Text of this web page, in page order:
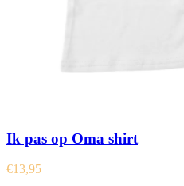
Ik pas op Oma shirt
€13,95